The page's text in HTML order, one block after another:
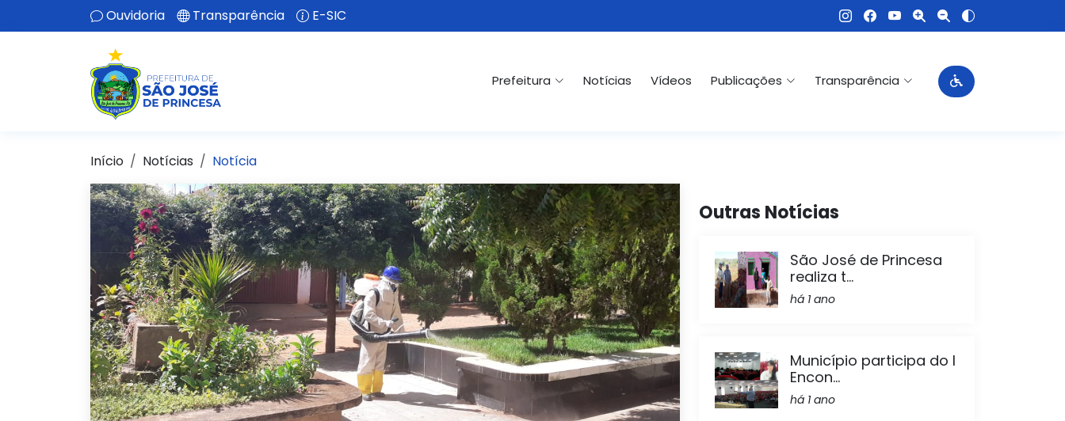
Ouvidoria Transparência E-SIC
Prefeitura Notícias Vídeos Publicações Transparência
Início Notícias Notícia
Outras Notícias
São José de Princesa
realiza t...
há 1 ano
Município participa do I
Encon...
há 1 ano